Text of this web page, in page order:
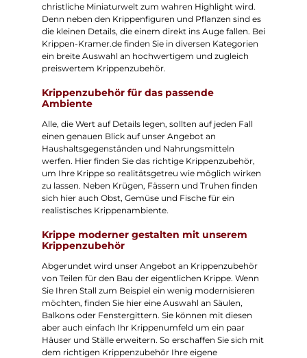
christliche Miniaturwelt zum wahren Highlight wird.
Denn neben den Krippenfiguren und Pflanzen sind es
die kleinen Details, die einem direkt ins Auge fallen. Bei
Krippen-Kramer.de finden Sie in diversen Kategorien
ein breite Auswahl an hochwertigem und zugleich
preiswertem Krippenzubehör.
Krippenzubehör für das passende
Ambiente
Alle, die Wert auf Details legen, sollten auf jeden Fall
einen genauen Blick auf unser Angebot an
Haushaltsgegenständen und Nahrungsmitteln
werfen. Hier finden Sie das richtige Krippenzubehör,
um Ihre Krippe so realitätsgetreu wie möglich wirken
zu lassen. Neben Krügen, Fässern und Truhen finden
sich hier auch Obst, Gemüse und Fische für ein
realistisches Krippenambiente.
Krippe moderner gestalten mit unserem
Krippenzubehör
Abgerundet wird unser Angebot an Krippenzubehör
von Teilen für den Bau der eigentlichen Krippe. Wenn
Sie Ihren Stall zum Beispiel ein wenig modernisieren
möchten, finden Sie hier eine Auswahl an Säulen,
Balkons oder Fenstergittern. Sie können mit diesen
aber auch einfach Ihr Krippenumfeld um ein paar
Häuser und Ställe erweitern. So erschaffen Sie sich mit
dem richtigen Krippenzubehör Ihre eigene